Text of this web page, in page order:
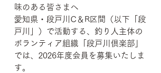
味のある皆さまへ
愛知県・段戸川C＆R区間（以下「段
戸川」）で活動する、釣り人主体の
ボランティア組織「段戸川倶楽部」
では、2026年度会員を募集いたしま
す。